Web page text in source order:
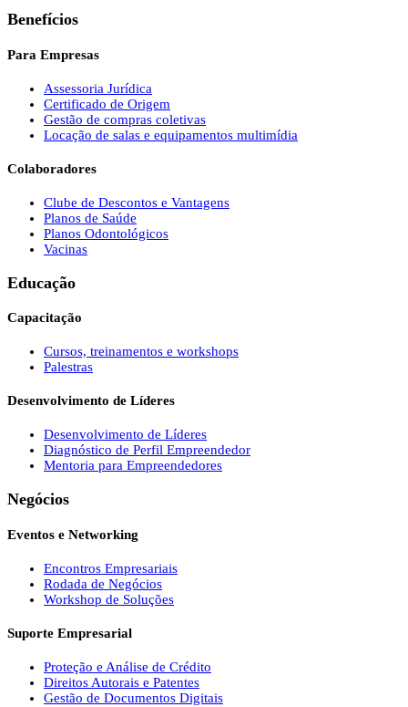
Benefícios
Para Empresas
Assessoria Jurídica
Certificado de Origem
Gestão de compras coletivas
Locação de salas e equipamentos multimídia
Colaboradores
Clube de Descontos e Vantagens
Planos de Saúde
Planos Odontológicos
Vacinas
Educação
Capacitação
Cursos, treinamentos e workshops
Palestras
Desenvolvimento de Líderes
Desenvolvimento de Líderes
Diagnóstico de Perfil Empreendedor
Mentoria para Empreendedores
Negócios
Eventos e Networking
Encontros Empresariais
Rodada de Negócios
Workshop de Soluções
Suporte Empresarial
Proteção e Análise de Crédito
Direitos Autorais e Patentes
Gestão de Documentos Digitais